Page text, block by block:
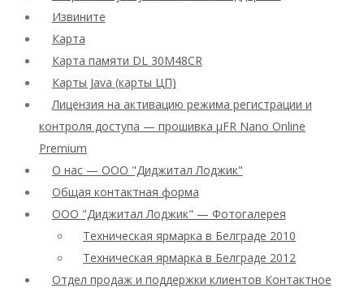
Извините
Карта
Карта памяти DL 30M48CR
Карты Java (карты ЦП)
Лицензия на активацию режима регистрации и
контроля доступа — прошивка μFR Nano Online
Premium
О нас — ООО "Диджитал Лоджик"
Общая контактная форма
ООО "Диджитал Лоджик" — Фотогалерея
Техническая ярмарка в Белграде 2010
Техническая ярмарка в Белграде 2012
Отдел продаж и поддержки клиентов Контактное